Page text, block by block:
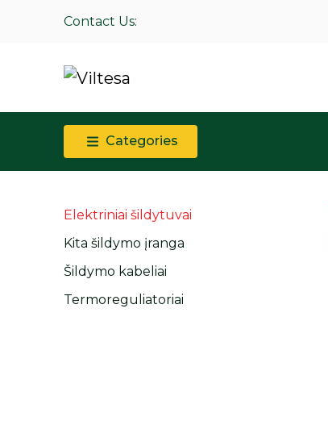
Contact Us:
Categories
Elektriniai šildytuvai
Kita šildymo įranga
Šildymo kabeliai
Termoreguliatoriai